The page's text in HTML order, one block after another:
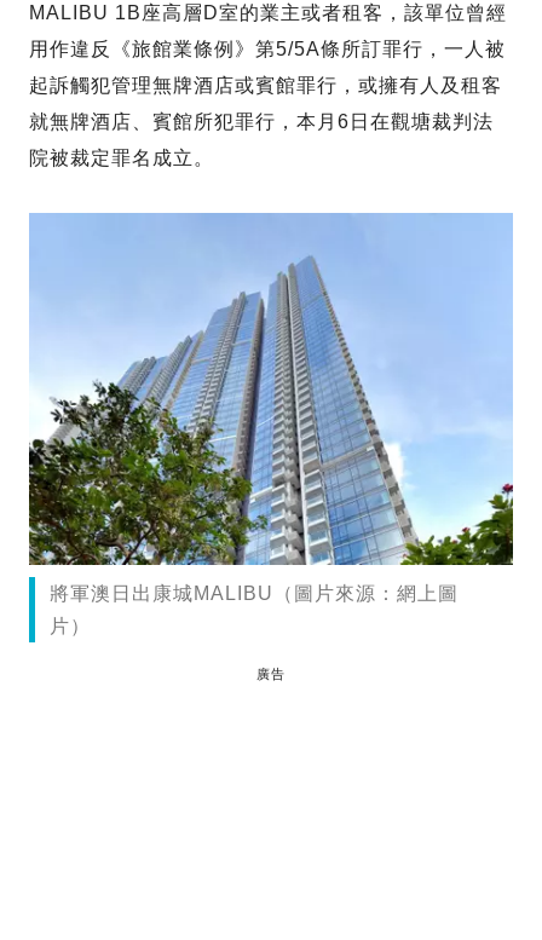
MALIBU 1B座高層D室的業主或者租客，該單位曾經
用作違反《旅館業條例》第5/5A條所訂罪行，一人被
起訴觸犯管理無牌酒店或賓館罪行，或擁有人及租客
就無牌酒店、賓館所犯罪行，本月6日在觀塘裁判法
院被裁定罪名成立。
將軍澳日出康城MALIBU（圖片來源：網上圖
片）
廣告